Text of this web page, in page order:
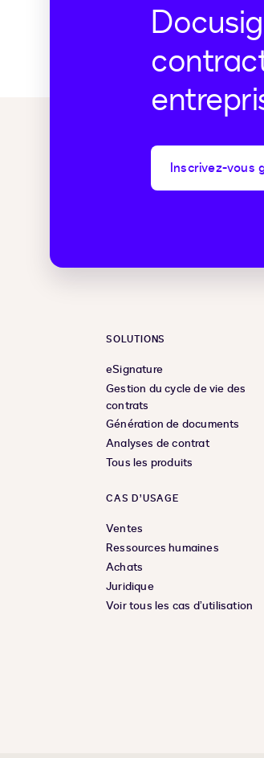
Inscrivez-vous
SOLUTIONS
eSignature
Gestion du cycle de vie des
contrats
Génération de documents
Analyses de contrat
Tous les produits
CAS D’USAGE
Ventes
Ressources humaines
Achats
Juridique
Voir tous les cas d’utilisation